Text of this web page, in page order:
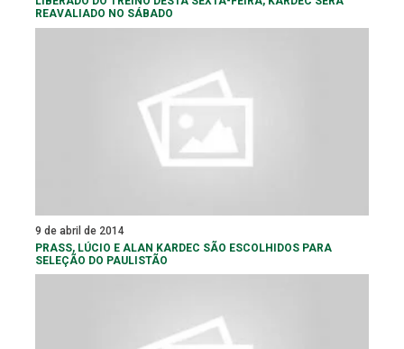
REAVALIADO NO SÁBADO
9 de abril de 2014
PRASS, LÚCIO E ALAN KARDEC SÃO ESCOLHIDOS PARA
SELEÇÃO DO PAULISTÃO